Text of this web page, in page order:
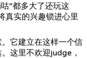
“都多大了还玩这
真实的兴趣锁进心里
它建立在这样一个信
这里不欢迎judge，